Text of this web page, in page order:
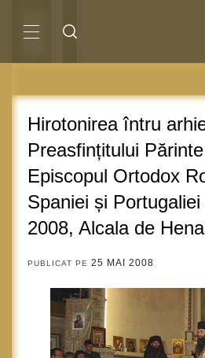
conținutMENIU
Hirotonirea întru
Preasfințitului
Episcopul Ortodox
Spaniei și
2008, Alcala de
PUBLICAT PE 25 MAI 2008